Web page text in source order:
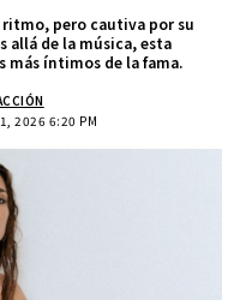
ritmo, pero cautiva por su
allá de la música, esta
más íntimos de la fama.
2026 6:20 PM